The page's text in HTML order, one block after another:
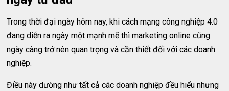
Trong thời đại ngày hôm nay, khi cách mạng công nghiệp 4.0
đang diễn ra ngày một mạnh mẽ thì marketing online cũng
ngày càng trở nên quan trọng và cần thiết đối với các doanh
nghiệp.
Điều này dường như tất cả các doanh nghiệp đều hiểu nhưng